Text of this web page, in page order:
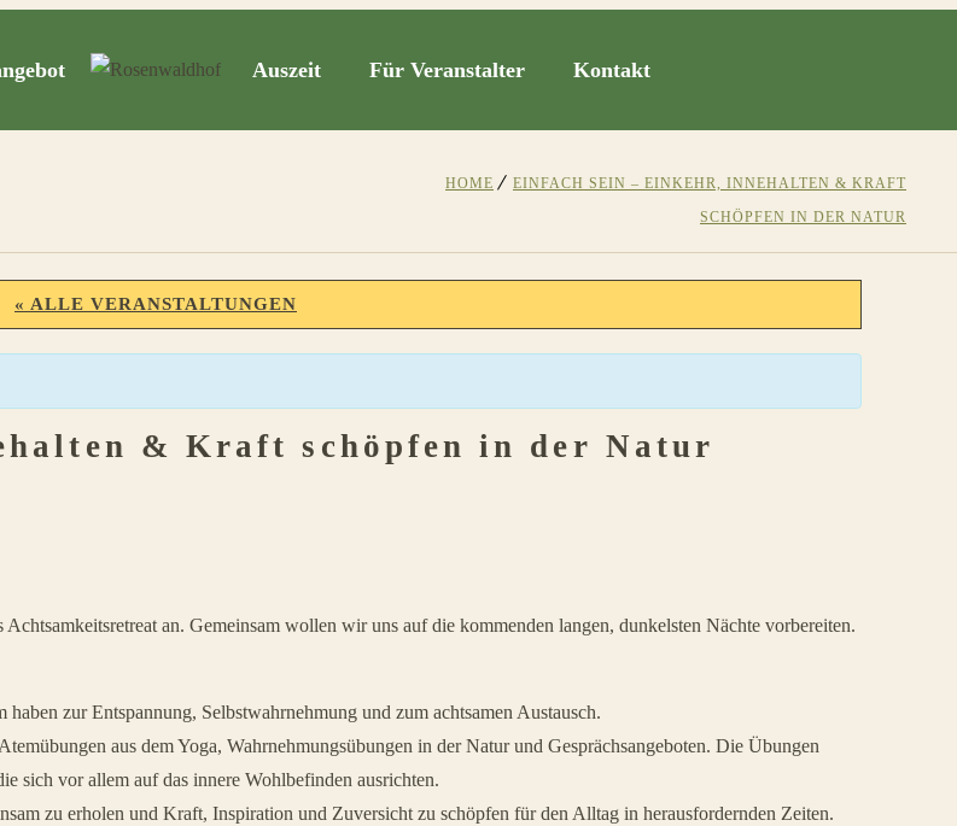
Auszeit Für Veranstalter Kontakt
HOME
EINFACH SEIN – EINKEHR, INNEHALTEN & KRAFT
SCHÖPFEN IN DER NATUR
« ALLE VERANSTALTUNGEN
& Kraft schöpfen in der Natur
an. Gemeinsam wollen wir uns auf die kommenden langen, dunkelsten Nächte vorbereiten.
zur Entspannung, Selbstwahrnehmung und zum achtsamen Austausch.
aus dem Yoga, Wahrnehmungsübungen in der Natur und Gesprächsangeboten. Die Übungen
sich vor allem auf das innere Wohlbefinden ausrichten.
zu erholen und Kraft, Inspiration und Zuversicht zu schöpfen für den Alltag in herausfordernden Zeiten.